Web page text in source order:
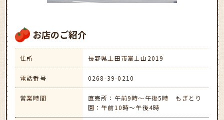
お店のご紹介
住所 長野県上田市富士山2019
電話番号 0268-39-0210
営業時間
直売所：午前9時～午後5時 もぎとり
園：午前10時～午後4時